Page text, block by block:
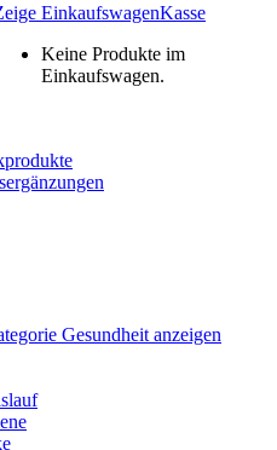
EinkaufswagenKasse
Keine Produkte im
Einkaufswagen.
Gesundheit anzeigen